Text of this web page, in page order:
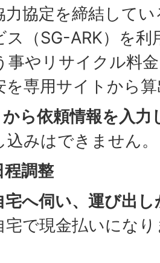
力協定を締結して
ス（SG-ARK）を
事やリサイクル料
を専用サイトから
ら依頼情報を入力
みはできません。
調整
へ伺い、運び出
宅で現金払いにな